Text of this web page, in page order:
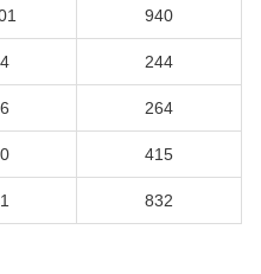
940
244
264
415
832